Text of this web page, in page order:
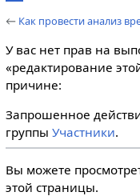
← Как провести анализ
У вас нет прав на
«редактирование
причине:
Запрошенное
группы Участники.
Вы можете
этой страницы.